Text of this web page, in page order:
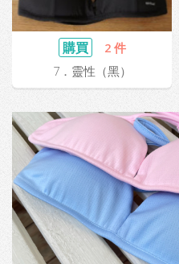
購買
2 件
7．靈性（黑）